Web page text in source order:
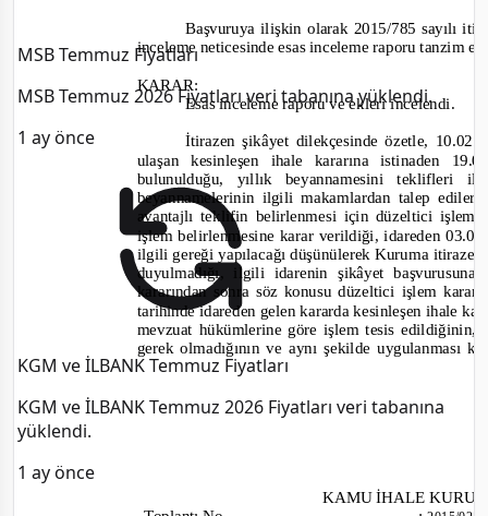
MSB Temmuz Fiyatları
MSB Temmuz 2026 Fiyatları veri tabanına yüklendi.
1 ay önce
KGM ve İLBANK Temmuz Fiyatları
KGM ve İLBANK Temmuz 2026 Fiyatları veri tabanına
yüklendi.
1 ay önce
Başvuruya ilişkinolarak 2015/785 sayılı
inceleme neticesinde esas inceleme raporu tanzim
KARAR:
Esas inceleme raporu ve ekleri incelendi.
İtirazen şikâyet dilekçesinde özetle,
ulaşan kesinleşen ihale kararına istinaden
bulunulduğu, yıllık beyannamesini
beyannamelerinin ilgili makamlardan talep
avantajlı teklifin belirlenmesi için düzeltici
işlem belirlenmesine karar verildiği, idareden
ilgili gereği yapılacağı düşünülerek Kuruma
duyulmadığı, ilgili idarenin şikâyet
kararından sonra söz konusu düzeltici işlem
tarihinde idareden gelen kararda kesinleşen ihale
mevzuat hükümlerine göre işlem tesis edildiğinin,
gerek olmadığının ve aynı şekilde uygulanması
KAMU İHALE